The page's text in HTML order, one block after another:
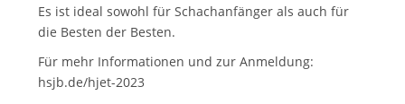
Es ist ideal sowohl für Schachanfänger als auch für
die Besten der Besten.
Für mehr Informationen und zur Anmeldung:
hsjb.de/hjet-2023